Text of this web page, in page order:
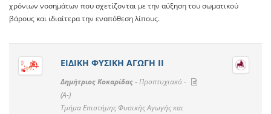
χρόνιων νοσημάτων που σχετίζονται με την αύξηση του σωματικού
βάρους και ιδιαίτερα την εναπόθεση λίπους.
ΕΙΔΙΚΗ ΦΥΣΙΚΗ ΑΓΩΓΗ ΙΙ
Δημήτριος Κοκαρίδας -Προπτυχιακό -
(A-)
Τμήμα Επιστήμης Φυσικής Αγωγής και